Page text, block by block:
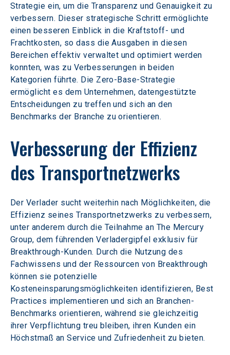
Strategie ein, um die Transparenz und Genauigkeit zu
verbessern. Dieser strategische Schritt ermöglichte
einen besseren Einblick in die Kraftstoff- und
Frachtkosten, so dass die Ausgaben in diesen
Bereichen effektiv verwaltet und optimiert werden
konnten, was zu Verbesserungen in beiden
Kategorien führte. Die Zero-Base-Strategie
ermöglicht es dem Unternehmen, datengestützte
Entscheidungen zu treffen und sich an den
Benchmarks der Branche zu orientieren.
Verbesserung der Effizienz
des Transportnetzwerks
Der Verlader sucht weiterhin nach Möglichkeiten, die
Effizienz seines Transportnetzwerks zu verbessern,
unter anderem durch die Teilnahme an The Mercury
Group, dem führenden Verladergipfel exklusiv für
Breakthrough-Kunden. Durch die Nutzung des
Fachwissens und der Ressourcen von Breakthrough
können sie potenzielle
Kosteneinsparungsmöglichkeiten identifizieren, Best
Practices implementieren und sich an Branchen-
Benchmarks orientieren, während sie gleichzeitig
ihrer Verpflichtung treu bleiben, ihren Kunden ein
Höchstmaß an Service und Zufriedenheit zu bieten.